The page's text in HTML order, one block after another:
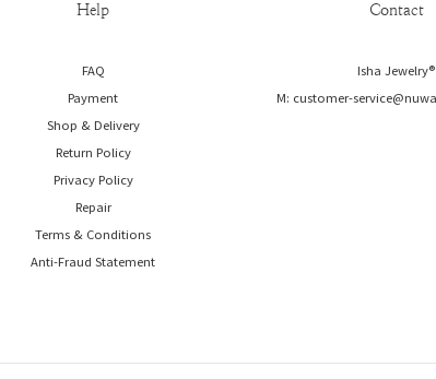
Help
FAQ
Payment
Shop & Delivery
Return Policy
Privacy Policy
Repair
Terms & Conditions
Anti-Fraud Statement
Contact
Isha Jewelry®️
M: customer-